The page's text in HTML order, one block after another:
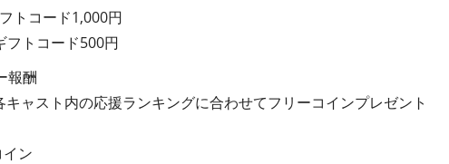
トコード1,000円
フトコード500円
報酬
ャスト内の応援ランキングに合わせてフリーコインプレゼント
ン